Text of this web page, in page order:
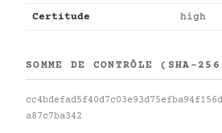
Certitude high
SOMME DE CONTRÔLE (SHA-
a87c7ba342